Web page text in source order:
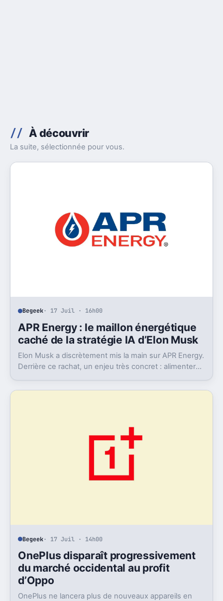
À découvrir
La suite, sélectionnée pour vous.
Begeek· 17 Juil · 16h00
APR Energy : le maillon énergétique
caché de la stratégie IA d’Elon Musk
Elon Musk a discrètement mis la main sur APR Energy.
Derrière ce rachat, un enjeu très concret : alimenter
Begeek· 17 Juil · 14h00
OnePlus disparaît progressivement
du marché occidental au profit
d’Oppo
OnePlus ne lancera plus de nouveaux appareils en